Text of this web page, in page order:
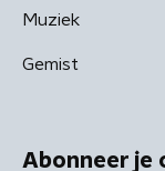
Muziek
Gemist
Abonneer je